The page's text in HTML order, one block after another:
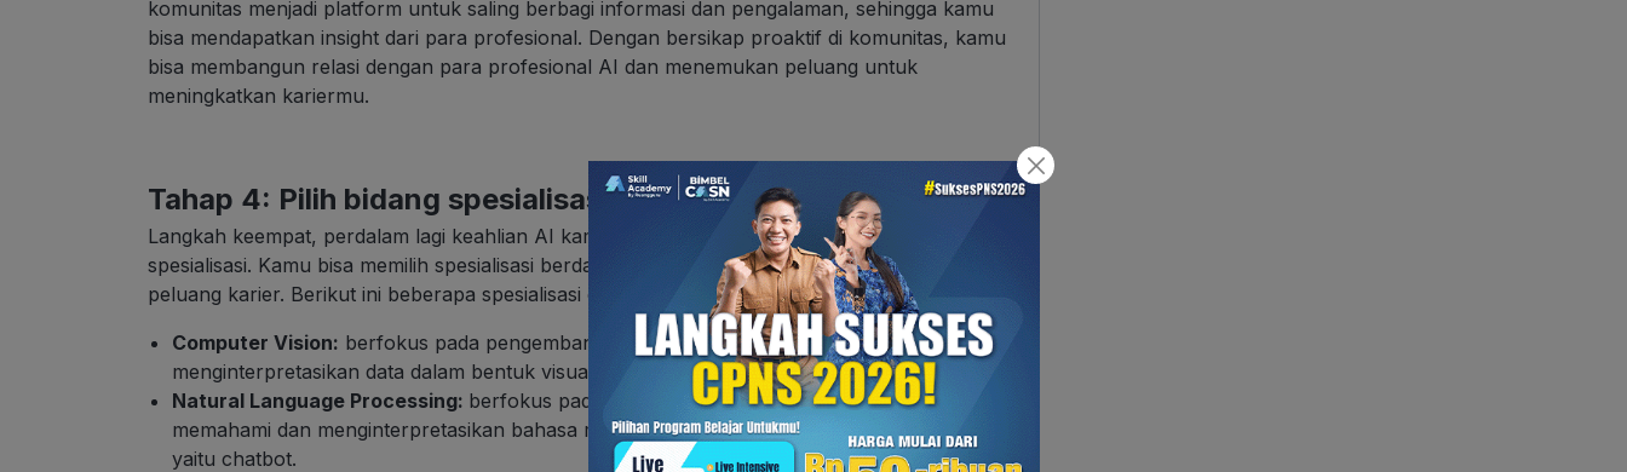
komunitas menjadi platform untuk saling berbagi informasi dan pengalaman, sehingga kamu
bisa mendapatkan insight dari para profesional. Dengan bersikap proaktif di komunitas, kamu
bisa membangun relasi dengan para profesional AI dan menemukan peluang untuk
meningkatkan kariermu.
Tahap 4: Pilih bidang spesialisasi AI
Langkah keempat, perdalam lagi keahlian AI kamu dengan memilih salah satu bidang
spesialisasi. Kamu bisa memilih spesialisasi berdasarkan minat, kebutuhan industri, ataupun
peluang karier. Berikut ini beberapa spesialisasi di bidang AI yang dapat kamu pilih:
Computer Vision: berfokus pada pengembangan sistem AI yang dapat mengenali dan
menginterpretasikan data dalam bentuk visual, seperti gambar dan video.
Natural Language Processing: berfokus pada pengembangan sistem AI yang dapat
memahami dan menginterpretasikan bahasa manusia. Salah satu contoh penerapannya,
yaitu chatbot.